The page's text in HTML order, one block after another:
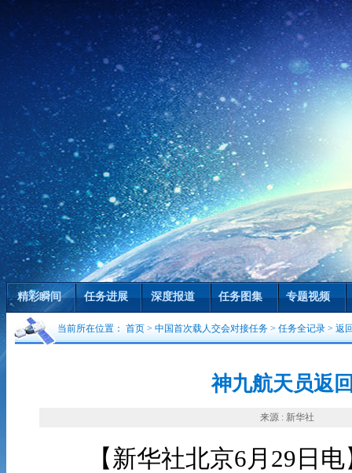
精彩瞬间 任务进展 深度报道 任务图集 专题视频
当前所在位置： 首页 > 中国首次载人交会对接任务 > 任务全记录 > 返
神九航天员返
来源 : 新华社
【新华社北京6月29日电